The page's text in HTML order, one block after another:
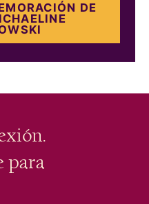
DE
para